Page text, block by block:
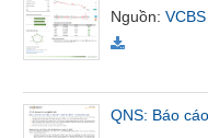
Nguồn:VCBS
QNS: Báo
Tin
(-)